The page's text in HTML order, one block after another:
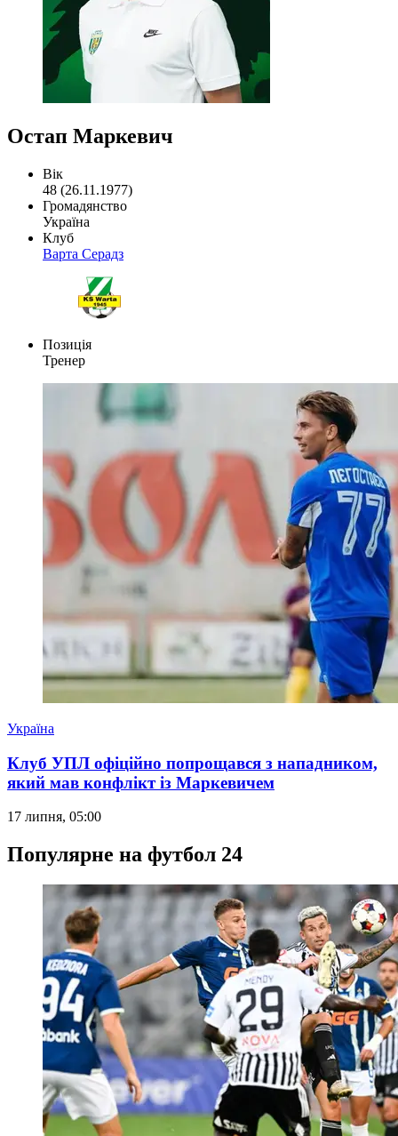
Остап Маркевич
Вік
48 (26.11.1977)
Громадянство
Україна
Клуб
Варта Серадз
Позиція
Тренер
Україна
Клуб УПЛ офіційно попрощався з нападником,
який мав конфлікт із Маркевичем
17 липня, 05:00
Популярне на футбол 24